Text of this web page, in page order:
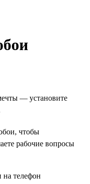
— установите
чтобы
рабочие вопросы